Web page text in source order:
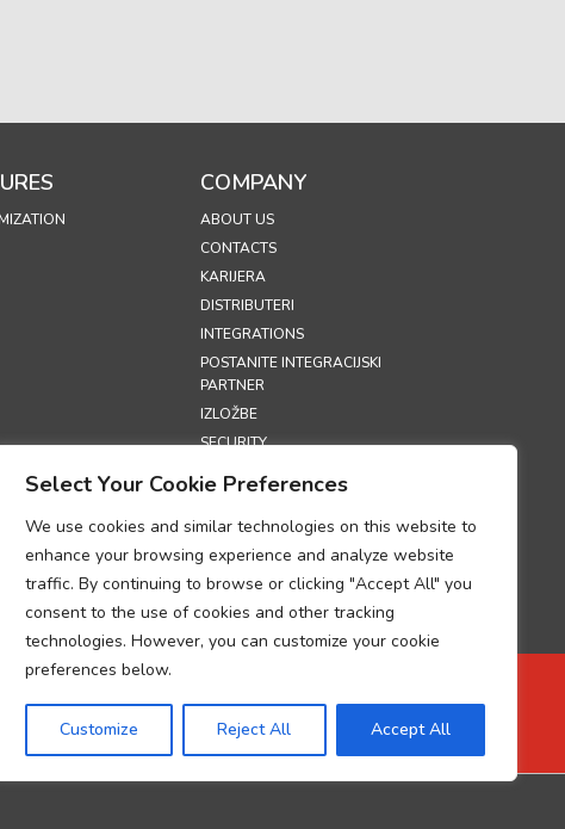
Select Your Cookie Preferences
We use cookies and similar technologies on this website to
enhance your browsing experience and analyze website
traffic. By continuing to browse or clicking "Accept All" you
consent to the use of cookies and other tracking
technologies. However, you can customize your cookie
preferences below.
Customize Reject All Accept All
COMPANY
ABOUT US
CONTACTS
KARIJERA
DISTRIBUTERI
INTEGRATIONS
POSTANITE INTEGRACIJSKI
PARTNER
IZLOŽBE
SECURITY
PRIVATNOSTI
KORIŠTENJA
(COOKIES)
O
S OBRADOM
PODATAKA
O OBRADI